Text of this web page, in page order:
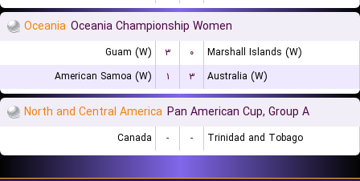
Oceania Oceania Championship Women
Guam (W) ۳ ۰
Marshall Islands (W)
American Samoa (W)
۱ ۳ Australia (W)
North and Central America Pan American Cup, Group A
Canada - - Trinidad and Tobago